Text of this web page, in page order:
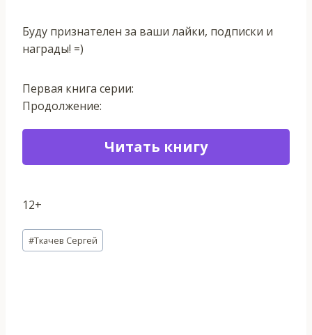
Буду признателен за ваши лайки, подписки и
награды! =)
Первая книга серии:
Продолжение:
Читать книгу
12+
Метки
записи:
#Ткачев Сергей